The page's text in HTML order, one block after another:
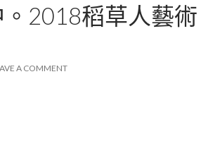
2018稻草人藝術
A COMMENT